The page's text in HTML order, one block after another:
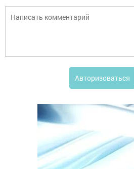
Авторизоваться